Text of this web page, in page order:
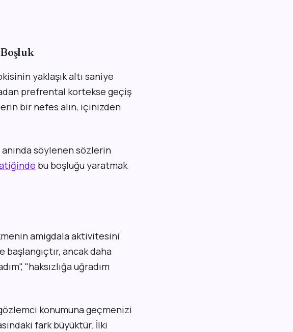
yaklaşık altı saniye
prefrental kortekse geçiş
bir nefes alın, içinizden
anında söylenen sözlerin
bu boşluğu yaratmak
amigdala aktivitesini
ancak daha
"haksızlığa uğradım
konumuna geçmenizi
fark büyüktür. İlki